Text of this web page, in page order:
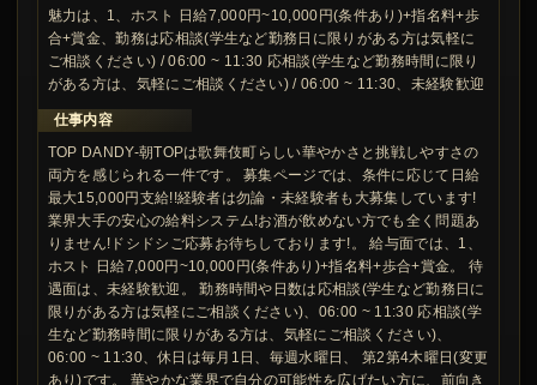
魅力は、1、ホスト 日給7,000円~10,000円(条件あり)+指名料+歩
合+賞金、勤務は応相談(学生など勤務日に限りがある方は気軽に
ご相談ください) / 06:00 ~ 11:30 応相談(学生など勤務時間に限り
がある方は、気軽にご相談ください) / 06:00 ~ 11:30、未経験歓迎
仕事内容
TOP DANDY-朝TOPは歌舞伎町らしい華やかさと挑戦しやすさの
両方を感じられる一件です。 募集ページでは、条件に応じて日給
最大15,000円支給!!経験者は勿論・未経験者も大募集しています!
業界大手の安心の給料システム!お酒が飲めない方でも全く問題あ
りません!ドシドシご応募お待ちしております!。 給与面では、1、
ホスト 日給7,000円~10,000円(条件あり)+指名料+歩合+賞金。 待
遇面は、未経験歓迎。 勤務時間や日数は応相談(学生など勤務日に
限りがある方は気軽にご相談ください)、06:00 ~ 11:30 応相談(学
生など勤務時間に限りがある方は、気軽にご相談ください)、
06:00 ~ 11:30、休日は毎月1日、毎週水曜日、 第2第4木曜日(変更
あり)です。 華やかな業界で自分の可能性を広げたい方に、前向き